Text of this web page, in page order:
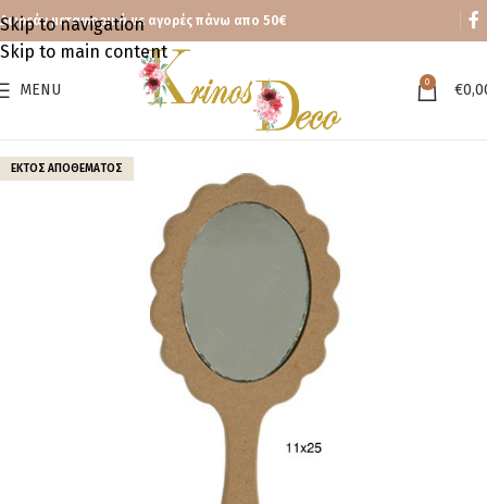
Skip to navigation
Skip to main content
Δωρεάν μεταφορικά με αγορές πάνω απο 50€
MENU 0 €
ΕΚΤΌΣ ΑΠΟΘΈΜΑΤΟΣ